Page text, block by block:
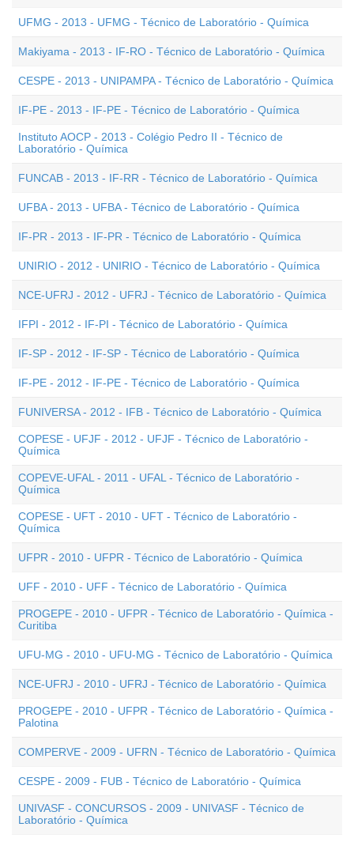
UFMG - 2013 - UFMG - Técnico de Laboratório - Química
Makiyama - 2013 - IF-RO - Técnico de Laboratório - Química
CESPE - 2013 - UNIPAMPA - Técnico de Laboratório - Química
IF-PE - 2013 - IF-PE - Técnico de Laboratório - Química
Instituto AOCP - 2013 - Colégio Pedro II - Técnico de
Laboratório - Química
FUNCAB - 2013 - IF-RR - Técnico de Laboratório - Química
UFBA - 2013 - UFBA - Técnico de Laboratório - Química
IF-PR - 2013 - IF-PR - Técnico de Laboratório - Química
UNIRIO - 2012 - UNIRIO - Técnico de Laboratório - Química
NCE-UFRJ - 2012 - UFRJ - Técnico de Laboratório - Química
IFPI - 2012 - IF-PI - Técnico de Laboratório - Química
IF-SP - 2012 - IF-SP - Técnico de Laboratório - Química
IF-PE - 2012 - IF-PE - Técnico de Laboratório - Química
FUNIVERSA - 2012 - IFB - Técnico de Laboratório - Química
COPESE - UFJF - 2012 - UFJF - Técnico de Laboratório -
Química
COPEVE-UFAL - 2011 - UFAL - Técnico de Laboratório -
Química
COPESE - UFT - 2010 - UFT - Técnico de Laboratório -
Química
UFPR - 2010 - UFPR - Técnico de Laboratório - Química
UFF - 2010 - UFF - Técnico de Laboratório - Química
PROGEPE - 2010 - UFPR - Técnico de Laboratório - Química -
Curitiba
UFU-MG - 2010 - UFU-MG - Técnico de Laboratório - Química
NCE-UFRJ - 2010 - UFRJ - Técnico de Laboratório - Química
PROGEPE - 2010 - UFPR - Técnico de Laboratório - Química -
Palotina
COMPERVE - 2009 - UFRN - Técnico de Laboratório - Química
CESPE - 2009 - FUB - Técnico de Laboratório - Química
UNIVASF - CONCURSOS - 2009 - UNIVASF - Técnico de
Laboratório - Química